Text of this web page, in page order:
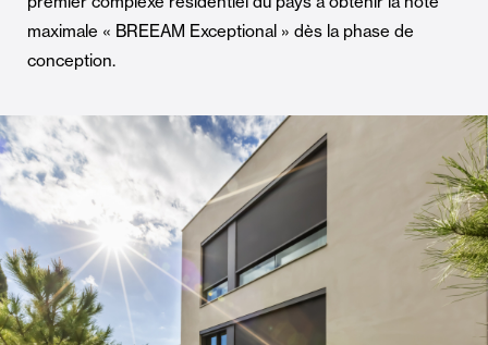
maximale « BREEAM Exceptional » dès la phase de
conception.